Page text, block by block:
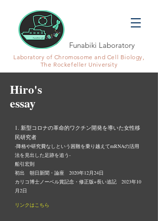
Funabiki Laboratory
Laboratory of Chromosome and Cell Biology,
The Rockefeller University
Hiro's
essay
1. 新型コロナの革命的ワクチン開発を導いた女性移
民研究者
-降格や研究費なしという困難を乗り越えてmRNAの活用
法を見出した足跡を追う-
船引宏則
初出 朝日新聞・論座 2020年12月24日
カリコ博士ノーベル賞記念・修正版+長い追記 2023年10
月2日
リンクはこちら